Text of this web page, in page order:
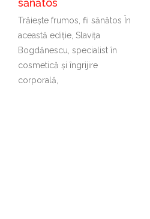
sănătos
Trăiește frumos, fii sănătos În
această ediție, Slavița
Bogdănescu, specialist în
cosmetică și îngrijire
corporală,